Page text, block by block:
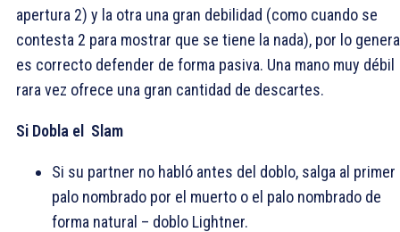
apertura 2) y la otra una gran debilidad (como cuando se
contesta 2 para mostrar que se tiene la nada), por lo
es correcto defender de forma pasiva. Una mano muy débil
rara vez ofrece una gran cantidad de descartes.
Si Dobla el Slam
Si su partner no habló antes del doblo, salga al primer
palo nombrado por el muerto o el palo nombrado de
forma natural – doblo Lightner.